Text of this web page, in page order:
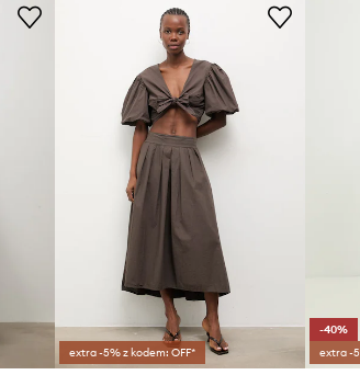
extra -5% z kodem: OFF*
-40%
extra -